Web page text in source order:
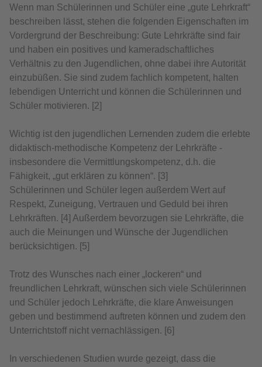
Wenn man Schülerinnen und Schüler eine „gute Lehrkraft“
beschreiben lässt, stehen die folgenden Eigenschaften im
Vordergrund der Beschreibung: Gute Lehrkräfte sind fair
und haben ein positives und kameradschaftliches
Verhältnis zu den Jugendlichen, ohne dabei ihre Autorität
einzubüßen. Sie sind zudem fachlich kompetent, halten
lebendigen Unterricht und können die Schülerinnen und
Schüler motivieren. [2]
Wichtig ist den jugendlichen Lernenden zudem die erlebte
didaktisch-methodische Kompetenz der Lehrkräfte -
insbesondere die Vermittlungskompetenz, d.h. die
Fähigkeit, „gut erklären zu können“. [3]
Schülerinnen und Schüler legen außerdem Wert auf
Respekt, Zuneigung, Vertrauen und Geduld bei ihren
Lehrkräften. [4] Außerdem bevorzugen sie Lehrkräfte, die
auch die Meinungen und Wünsche der Jugendlichen
berücksichtigen. [5]
Trotz des Wunsches nach einer „lockeren“ und
freundlichen Lehrkraft, wünschen sich viele Schülerinnen
und Schüler jedoch Lehrkräfte, die klare Anweisungen
geben und bestimmend auftreten können und zudem den
Unterrichtstoff nicht vernachlässigen. [6]
In verschiedenen Studien wurde gezeigt, dass die